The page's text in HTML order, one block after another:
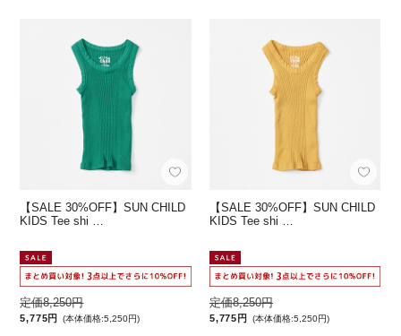
【SALE 30%OFF】SUN CHILD
KIDS Tee shi …
定価8,250円
5,775円 (本体価格:5,250円)
【SALE 30%OFF】SUN CHILD
KIDS Tee shi …
定価8,250円
5,775円 (本体価格:5,250円)